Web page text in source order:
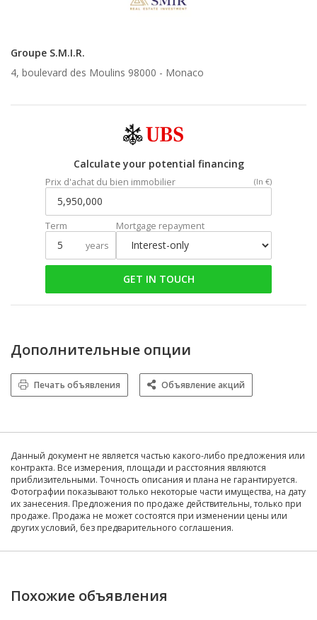
Groupe S.M.I.R.
4, boulevard des Moulins 98000 - Monaco
Calculate your potential financing
Prix d'achat du bien immobilier (In €)
Term
years
Mortgage repayment
GET IN TOUCH
Дополнительные опции
Печать объявления Объявление акций
Данный документ не является частью какого-либо предложения или
контракта. Все измерения, площади и расстояния являются
приблизительными. Точность описания и плана не гарантируется.
Фотографии показывают только некоторые части имущества, на дату
их занесения. Предложения по продаже действительны, только при
продаже. Продажа не может состоятся при изменении цены или
других условий, без предварительного соглашения.
Похожие объявления